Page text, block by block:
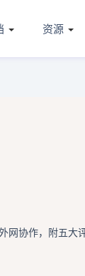
资源
网协作，附五大